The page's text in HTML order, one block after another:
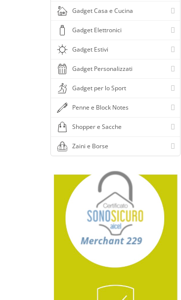
Colore petrolio
Colore pistacchio
Colore rosa
Colore rosa chiaro
Colore rosso
Colore rosso cocomero
Colore sabbia
Colore trasparente
Colore verde
Colore verde bottiglia
Colore verde chiaro
Colore verde green
Colore verde kiwi
Colore verde lime
Gadget Casa e Cucina
Gadget Elettronici
Gadget Estivi
Gadget Personalizzati
Gadget per lo Sport
Penne e Block Notes
Shopper e Sacche
Zaini e Borse